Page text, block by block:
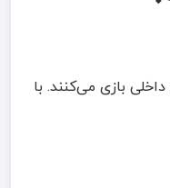
بازی می‌کنند. با